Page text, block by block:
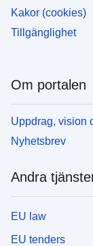
Kakor (cookies)
Tillgänglighet
Om portalen
Uppdrag, vision
Nyhetsbrev
Andra
EU law
EU tenders